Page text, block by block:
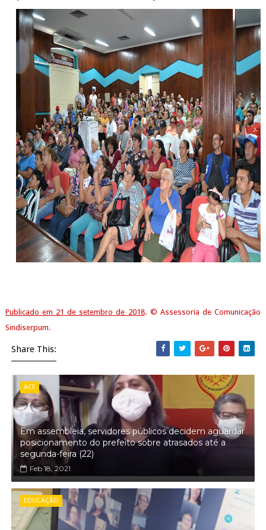
Publicado em 21 de setembro de 2018. © Assessoria de Comunicação
Sindiserpum.
Share This:
ACE
Em assembleia, servidores públicos decidem aguardar
posicionamento do prefeito sobre atrasados até a
segunda-feira (22)
Feb 18, 2021
EDUCAÇÃO